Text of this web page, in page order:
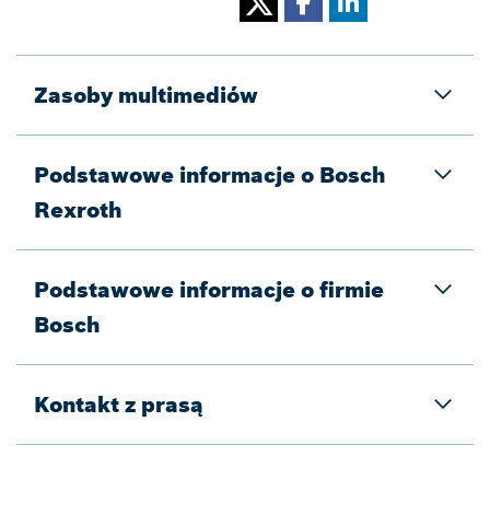
Zasoby multimediów
Podstawowe informacje o Bosch
Rexroth
Podstawowe informacje o firmie
Bosch
Kontakt z prasą